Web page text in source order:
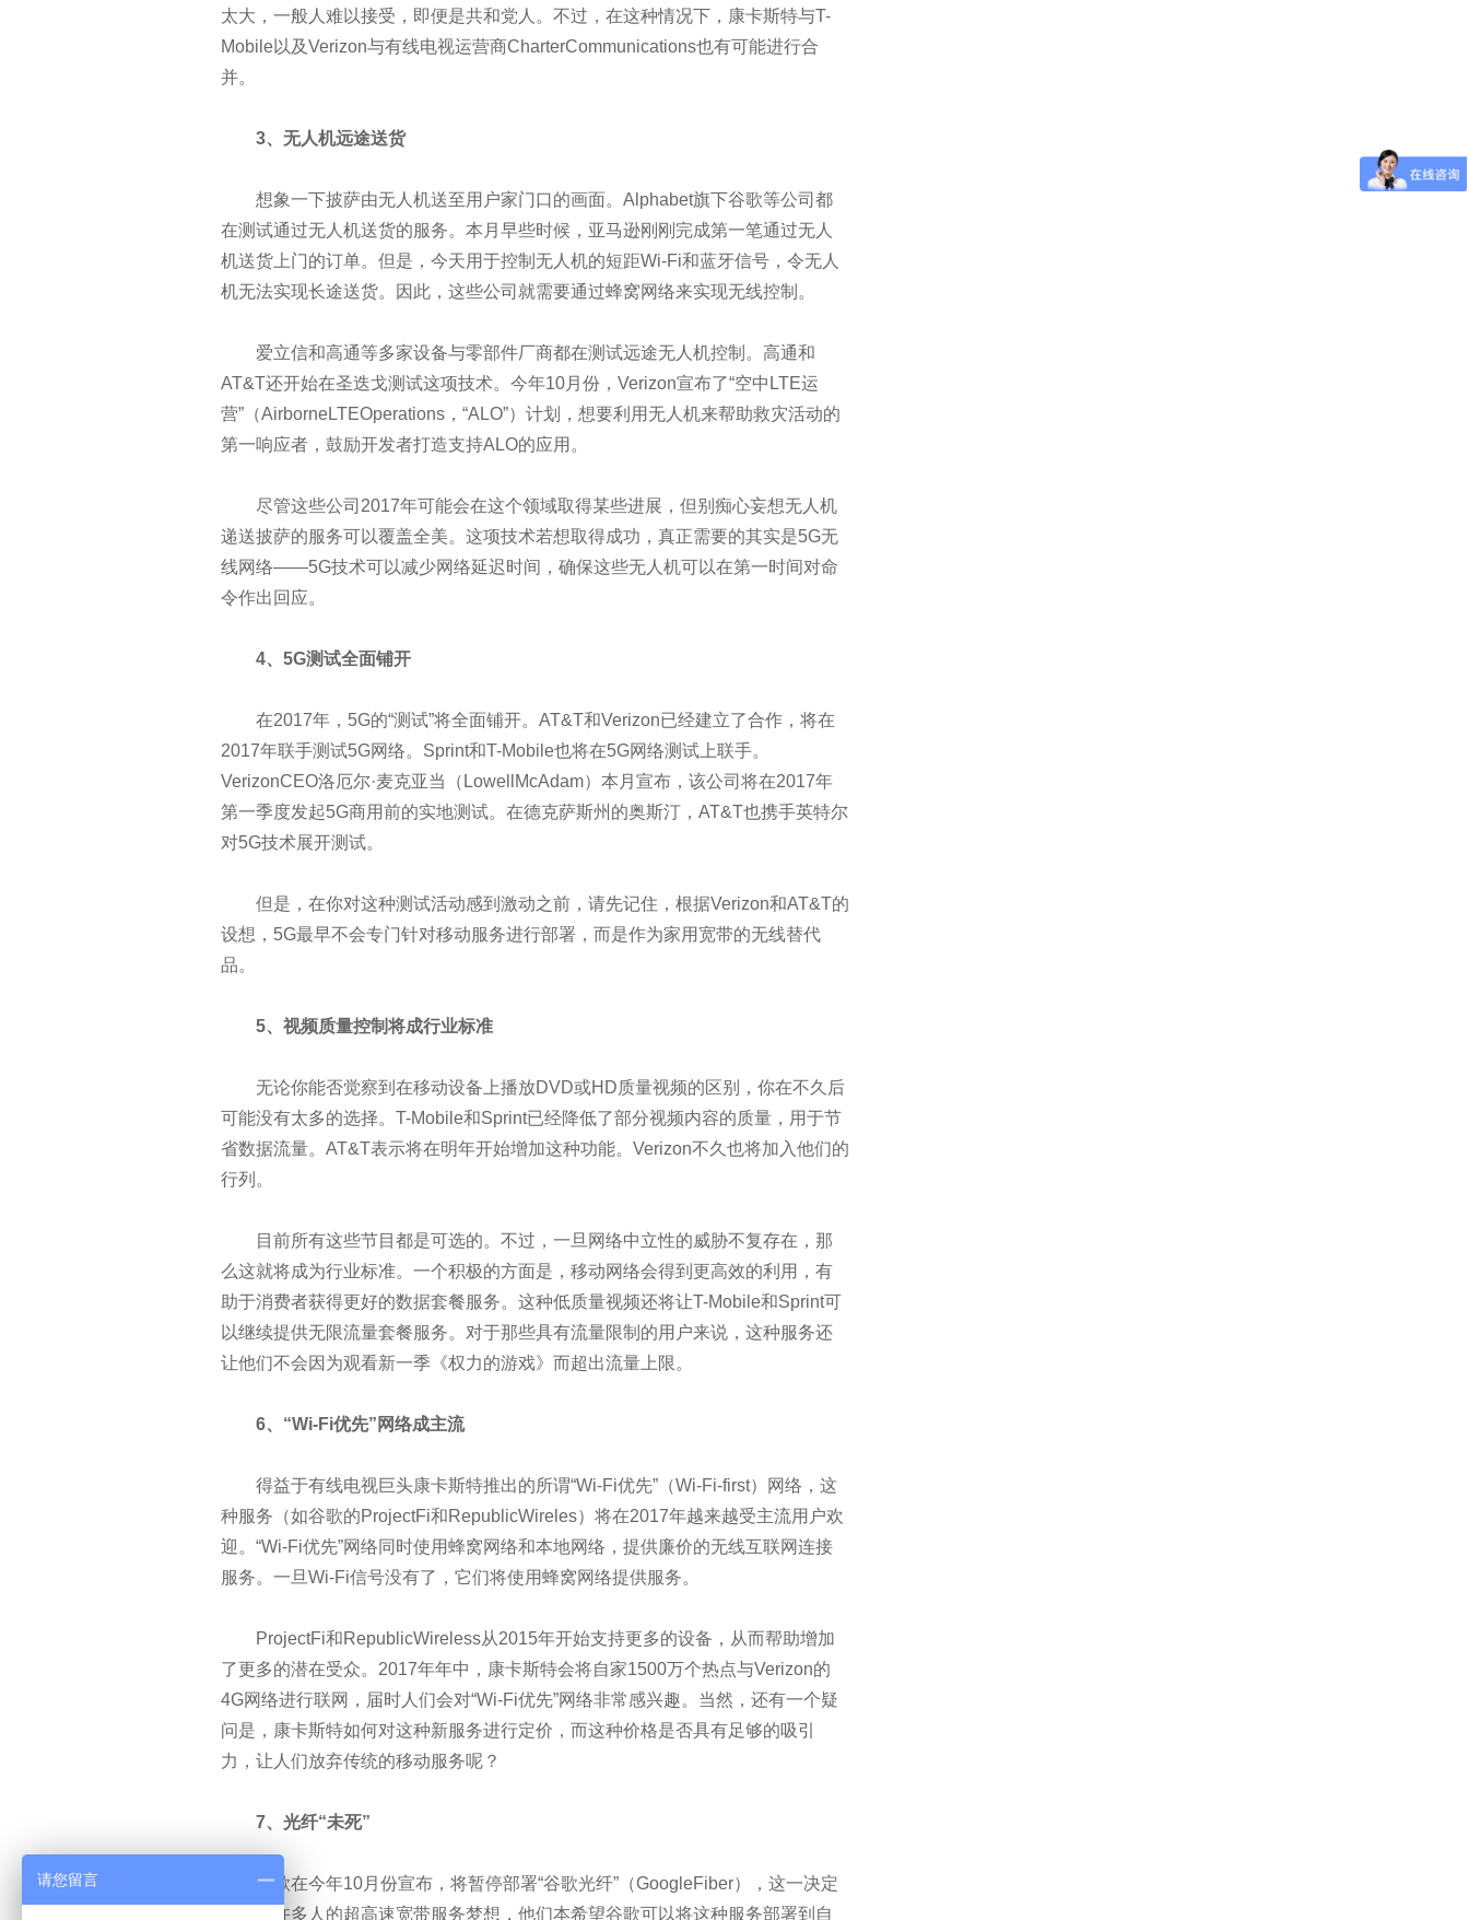
CIO:淘汰你的不是新技术，而是旧思维
如何成为数据分析师
十大IT工作和工程
三大恶意软件的绝密藏身之地：固件、控制器与BIOS
网络与应用基础设施如何协同发展
云端迁移需注意的9大要点
没有IT流程文档 企业将为IT所“绑架”
网络安全：要通过去，晓未来
如何让云运维变得简单
奥运看完看什么？这里有关于奥运背后的大数据
思科第四财季净利同比增21% 宣布裁员5500人
数据中心虚拟化所必备的条件
国内最适宜建设数据中心地区,原来在这里
传统咨询业必死，拥抱大数据才是未来
微软纳德拉：自然语言对话将淘汰菜单 成为APP用户
解密 Uber 数据团队的基础数据架构优化之路
中国CIO肩负三大任务
如何看待互联网时代的网络金融安全？
“互联网+”的数据地图：沟壑的显现与超车的可能
全球大数据发展呈现六大趋势
太大，一般人难以接受，即便是共和党人。不过，在这种情况下，康卡斯特与T-
Mobile以及Verizon与有线电视运营商CharterCommunications也有可能进行合
并。
3、无人机远途送货
想象一下披萨由无人机送至用户家门口的画面。Alphabet旗下谷歌等公司都
在测试通过无人机送货的服务。本月早些时候，亚马逊刚刚完成第一笔通过无人
机送货上门的订单。但是，今天用于控制无人机的短距Wi-Fi和蓝牙信号，令无人
机无法实现长途送货。因此，这些公司就需要通过蜂窝网络来实现无线控制。
爱立信和高通等多家设备与零部件厂商都在测试远途无人机控制。高通和
AT&T还开始在圣迭戈测试这项技术。今年10月份，Verizon宣布了“空中LTE运
营”（AirborneLTEOperations，“ALO”）计划，想要利用无人机来帮助救灾活动的
第一响应者，鼓励开发者打造支持ALO的应用。
尽管这些公司2017年可能会在这个领域取得某些进展，但别痴心妄想无人机
递送披萨的服务可以覆盖全美。这项技术若想取得成功，真正需要的其实是5G无
线网络——5G技术可以减少网络延迟时间，确保这些无人机可以在第一时间对命
令作出回应。
4、5G测试全面铺开
在2017年，5G的“测试”将全面铺开。AT&T和Verizon已经建立了合作，将在
2017年联手测试5G网络。Sprint和T-Mobile也将在5G网络测试上联手。
VerizonCEO洛厄尔·麦克亚当（LowellMcAdam）本月宣布，该公司将在2017年
第一季度发起5G商用前的实地测试。在德克萨斯州的奥斯汀，AT&T也携手英特尔
对5G技术展开测试。
但是，在你对这种测试活动感到激动之前，请先记住，根据Verizon和AT&T的
设想，5G最早不会专门针对移动服务进行部署，而是作为家用宽带的无线替代
品。
5、视频质量控制将成行业标准
无论你能否觉察到在移动设备上播放DVD或HD质量视频的区别，你在不久后
可能没有太多的选择。T-Mobile和Sprint已经降低了部分视频内容的质量，用于节
省数据流量。AT&T表示将在明年开始增加这种功能。Verizon不久也将加入他们的
行列。
目前所有这些节目都是可选的。不过，一旦网络中立性的威胁不复存在，那
么这就将成为行业标准。一个积极的方面是，移动网络会得到更高效的利用，有
助于消费者获得更好的数据套餐服务。这种低质量视频还将让T-Mobile和Sprint可
以继续提供无限流量套餐服务。对于那些具有流量限制的用户来说，这种服务还
让他们不会因为观看新一季《权力的游戏》而超出流量上限。
6、“Wi-Fi优先”网络成主流
得益于有线电视巨头康卡斯特推出的所谓“Wi-Fi优先”（Wi-Fi-first）网络，这
种服务（如谷歌的ProjectFi和RepublicWireles）将在2017年越来越受主流用户欢
迎。“Wi-Fi优先”网络同时使用蜂窝网络和本地网络，提供廉价的无线互联网连接
服务。一旦Wi-Fi信号没有了，它们将使用蜂窝网络提供服务。
ProjectFi和RepublicWireless从2015年开始支持更多的设备，从而帮助增加
了更多的潜在受众。2017年年中，康卡斯特会将自家1500万个热点与Verizon的
4G网络进行联网，届时人们会对“Wi-Fi优先”网络非常感兴趣。当然，还有一个疑
问是，康卡斯特如何对这种新服务进行定价，而这种价格是否具有足够的吸引
力，让人们放弃传统的移动服务呢？
7、光纤“未死”
谷歌在今年10月份宣布，将暂停部署“谷歌光纤”（GoogleFiber），这一决定
击碎了许多人的超高速宽带服务梦想，他们本希望谷歌可以将这种服务部署到自
请您留言